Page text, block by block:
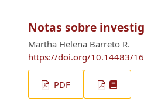
Notas sobre
Martha Helena Barreto R.
https://doi.org/10.14483/
PDF